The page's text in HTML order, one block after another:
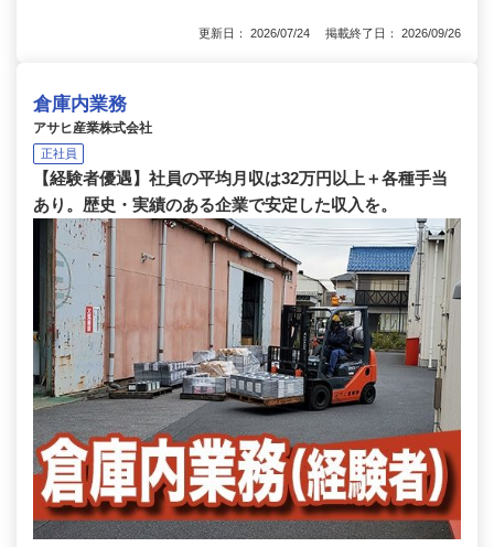
更新日： 2026/07/24 掲載終了日： 2026/09/26
倉庫内業務
アサヒ産業株式会社
正社員
【経験者優遇】社員の平均月収は32万円以上＋各種手当
あり。歴史・実績のある企業で安定した収入を。